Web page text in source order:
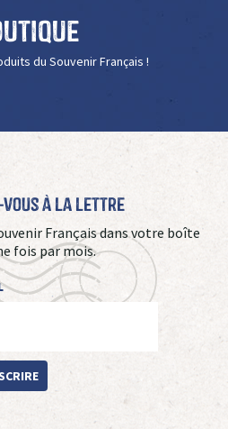
du Souvenir Français !
à La Lettre
Français dans votre boîte
fois par mois.